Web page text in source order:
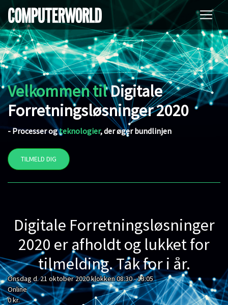
VelkommentilDigitale
Forretningsløsninger 2020
- Processer ogteknologier, der øger bundlinjen
TILMELD DIG
Digitale Forretningsløsninger
2020 er afholdt og lukket for
tilmelding. Tak for i år.
Onsdag d. 21 oktober 2020 klokken 08:30 - 13:05
Online
0 kr.